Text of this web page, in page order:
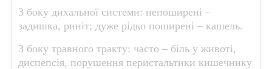
З боку дихальної системи: непоширені –
задишка, риніт; дуже рідко поширені – кашель.
З боку травного тракту: часто – біль у животі,
диспепсія, порушення перистальтики кишечнику